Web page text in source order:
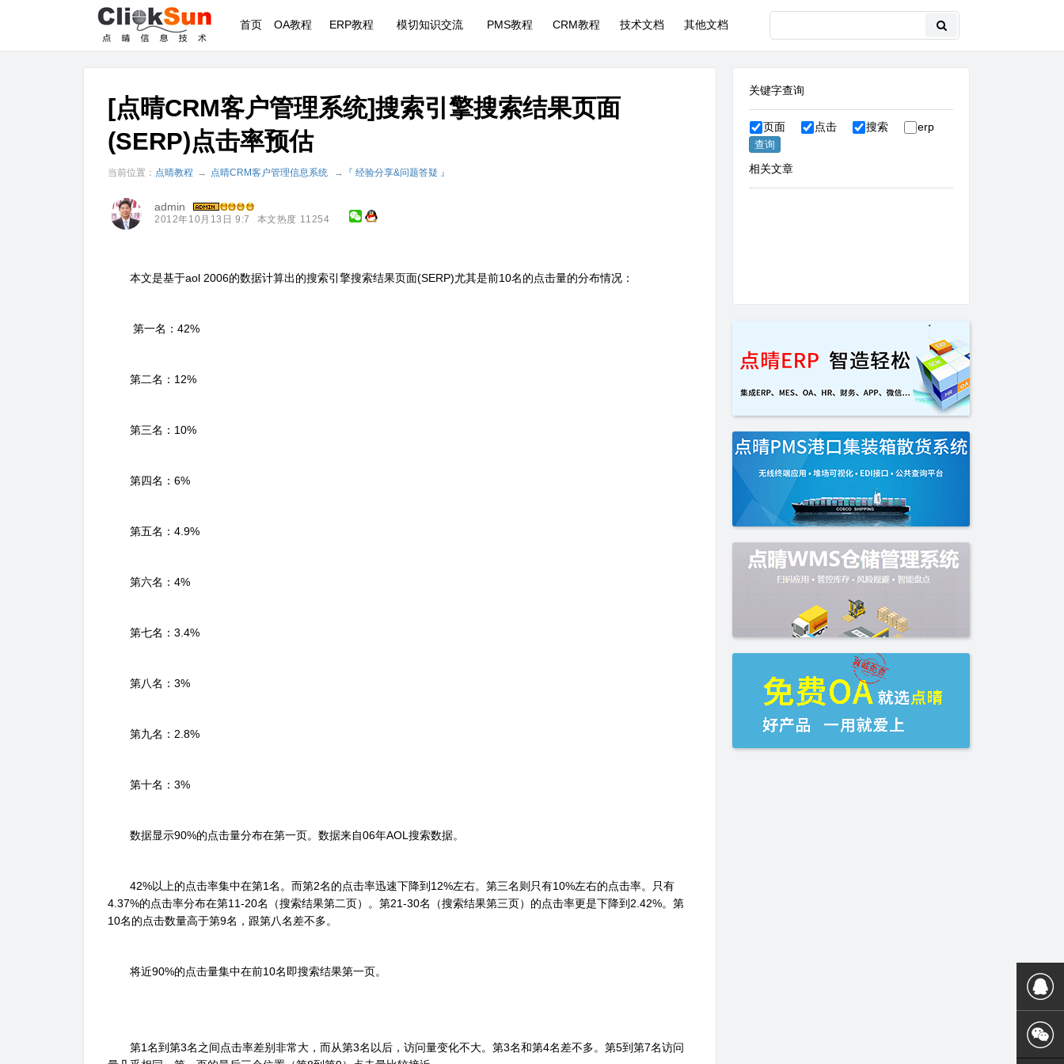
首页 OA教程 ERP教程 模切知识交流 PMS教程 CRM教程 技术文档 其他文档
[点晴CRM客户管理系统]搜索引擎搜索结果页面
(SERP)点击率预估
当前位置： 点晴教程 → 点晴CRM客户管理信息系统 → 『 经验分享&问题答疑 』
admin
2012年10月13日 9:7 本文热度 11254
本文是基于aol 2006的数据计算出的搜索引擎搜索结果页面(SERP)尤其是前10名的点击量的分布情况：
第一名：42%
第二名：12%
第三名：10%
第四名：6%
第五名：4.9%
第六名：4%
第七名：3.4%
第八名：3%
第九名：2.8%
第十名：3%
数据显示90%的点击量分布在第一页。数据来自06年AOL搜索数据。
42%以上的点击率集中在第1名。而第2名的点击率迅速下降到12%左右。第三名则只有10%左右的点击率。只有
4.37%的点击率分布在第11-20名（搜索结果第二页）。第21-30名（搜索结果第三页）的点击率更是下降到2.42%。第
10名的点击数量高于第9名，跟第八名差不多。
将近90%的点击量集中在前10名即搜索结果第一页。
第1名到第3名之间点击率差别非常大，而从第3名以后，访问量变化不大。第3名和第4名差不多。第5到第7名访问
关键字查询
页面 点击 搜索 erp
相关文章